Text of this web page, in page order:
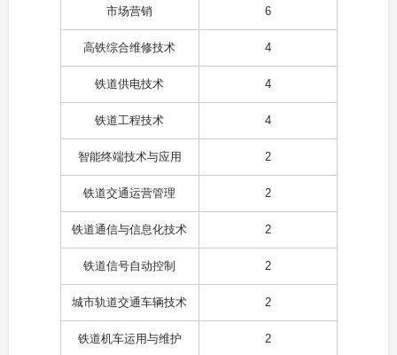
市场营销 6
高铁综合维修技术 4
铁道供电技术 4
铁道工程技术 4
智能终端技术与应用 2
铁道交通运营管理 2
铁道通信与信息化技术 2
铁道信号自动控制 2
城市轨道交通车辆技术 2
铁道机车运用与维护 2